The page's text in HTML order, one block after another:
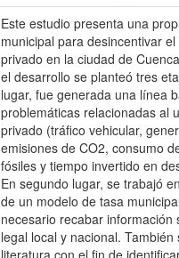
Este estudio presenta una
municipal para desincentivar
privado en la ciudad de
el desarrollo se planteó tres
lugar, fue generada una línea
problemáticas relacionadas al
privado (tráfico vehicular,
emisiones de CO2, consumo
fósiles y tiempo invertido en
En segundo lugar, se trabajó
de un modelo de tasa
necesario recabar información
legal local y nacional. También
literatura con el fin de